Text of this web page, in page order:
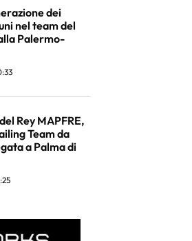
dei
nel team del
Palermo-
Rey MAPFRE,
Team da
a Palma di